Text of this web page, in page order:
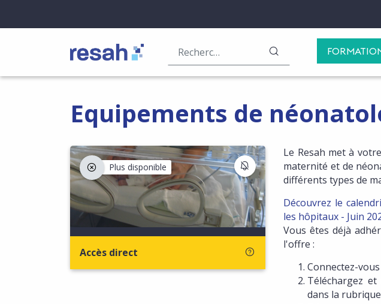
Logo Resah LANCER LA
Equipements de
Plus disponible S'INSCRIRE AUX MISES À
Accès direct
Le Resah met à
maternité et de
différents types de
Découvrez le
les hôpitaux - Juin
Vous êtes déjà
l'offre :
Connectez-vous
Téléchargez et
dans la